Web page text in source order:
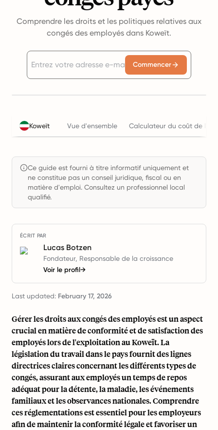
Comprendre les droits et les politiques relatives aux
congés des employés dans Koweït.
Commencer
Koweït Vue d'ensemble Calculateur du coût de
Ce guide est fourni à titre informatif uniquement et
ne constitue pas un conseil juridique, fiscal ou en
matière d'emploi. Consultez un professionnel local
qualifié.
ÉCRIT PAR
Lucas Botzen
Fondateur, Responsable de la croissance
Voir le profil→
Last updated: February 17, 2026
Gérer les droits aux congés des employés est un aspect
crucial en matière de conformité et de satisfaction des
employés lors de l'exploitation au Koweït. La
législation du travail dans le pays fournit des lignes
directrices claires concernant les différents types de
congés, assurant aux employés un temps de repos
adéquat pour la détente, la maladie, les événements
familiaux et les observances nationales. Comprendre
ces réglementations est essentiel pour les employeurs
afin de maintenir la conformité légale et favoriser un